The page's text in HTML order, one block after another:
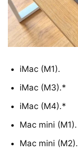
iMac (M1).
iMac (M3).*
iMac (M4).*
Mac mini (M1).
Mac mini (M2).